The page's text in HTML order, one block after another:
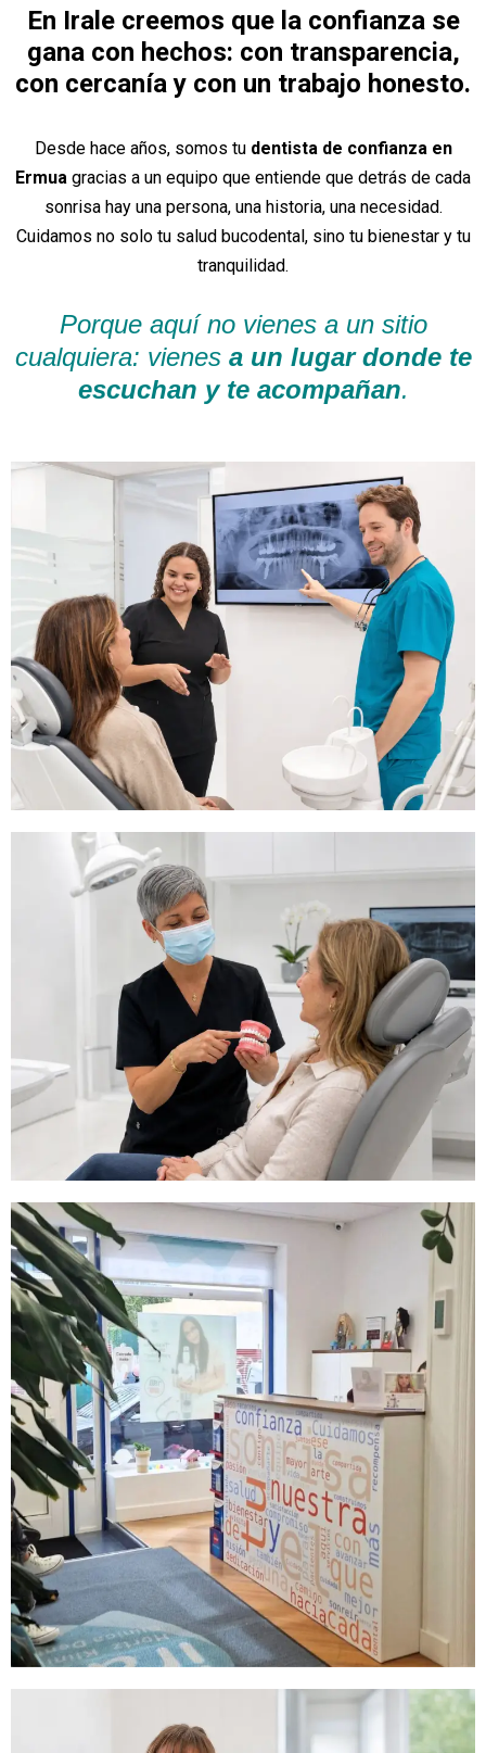
En Irale creemos que la confianza se
gana con hechos: con transparencia,
con cercanía y con un trabajo honesto.
Desde hace años, somos tu dentista de confianza en
Ermua gracias a un equipo que entiende que detrás de cada
sonrisa hay una persona, una historia, una necesidad.
Cuidamos no solo tu salud bucodental, sino tu bienestar y tu
tranquilidad.
Porque aquí no vienes a un sitio
cualquiera: vienes a un lugar donde te
escuchan y te acompañan.